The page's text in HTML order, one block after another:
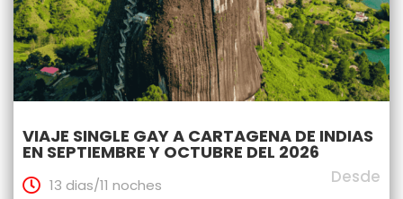
VIAJE SINGLE GAY A CARTAGENA DE INDIAS
EN SEPTIEMBRE Y OCTUBRE DEL 2026
13 dias/11 noches
Desde